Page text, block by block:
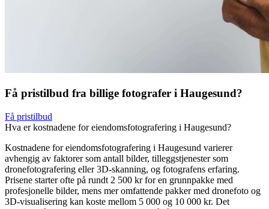
Få pristilbud fra billige fotografer i Haugesund?
Få pristilbud
Hva er kostnadene for eiendomsfotografering i Haugesund?
Kostnadene for eiendomsfotografering i Haugesund varierer
avhengig av faktorer som antall bilder, tilleggstjenester som
dronefotografering eller 3D-skanning, og fotografens erfaring.
Prisene starter ofte på rundt 2 500 kr for en grunnpakke med
profesjonelle bilder, mens mer omfattende pakker med dronefoto og
3D-visualisering kan koste mellom 5 000 og 10 000 kr. Det